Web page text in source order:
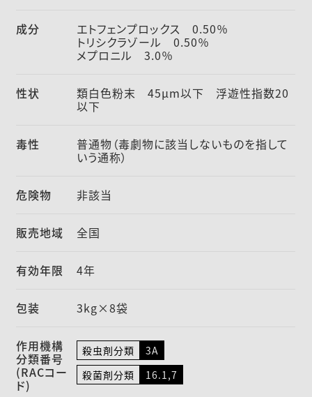
成分 エトフェンプロックス 0.50％
トリシクラゾール 0.50％
メプロニル 3.0％
性状 類白色粉末 45µm以下 浮遊性指数20
以下
毒性 普通物（毒劇物に該当しないものを指して
いう通称）
危険物 非該当
販売地域 全国
有効年限 4年
包装 3kg×8袋
作用機構
分類番号
(RACコー
ド)
殺虫剤分類
3A
殺菌剤分類
16.1,7